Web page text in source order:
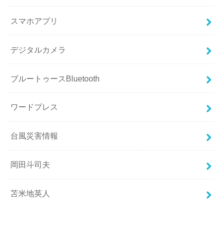
スマホアプリ
デジタルカメラ
ブルートゥースBluetooth
ワードプレス
台風災害情報
岡田斗司夫
苫米地英人